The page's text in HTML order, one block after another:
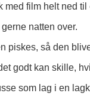
film helt ned
natten over.
piskes, så den
godt kan skille,
som lag i en